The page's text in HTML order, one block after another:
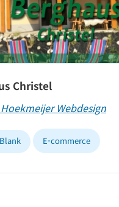
Christel
Webdesign
E-commerce